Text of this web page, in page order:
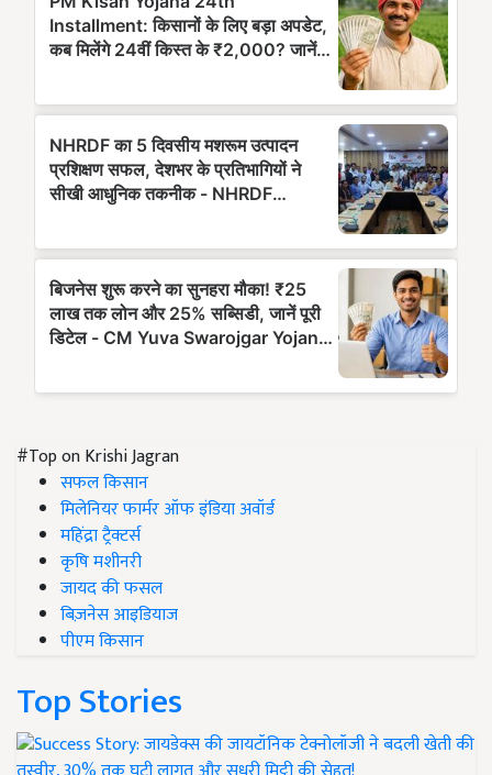
#Top on Krishi Jagran
सफल किसान
मिलेनियर फार्मर ऑफ इंडिया अवॉर्ड
महिंद्रा ट्रैक्टर्स
कृषि मशीनरी
जायद की फसल
बिज़नेस आइडियाज
पीएम किसान
Top Stories